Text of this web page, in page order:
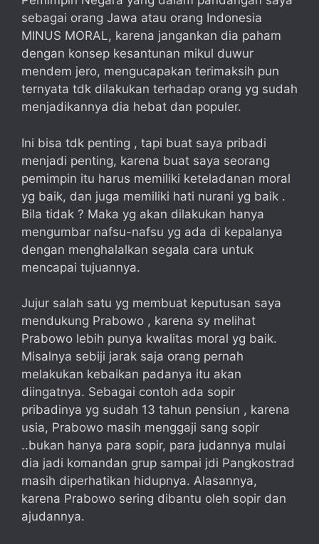
sebagai orang Jawa atau orang Indonesia
MINUS MORAL, karena jangankan dia paham
dengan konsep kesantunan mikul duwur
mendem jero, mengucapakan terimaksih pun
ternyata tdk dilakukan terhadap orang yg sudah
menjadikannya dia hebat dan populer.
Ini bisa tdk penting , tapi buat saya pribadi
menjadi penting, karena buat saya seorang
pemimpin itu harus memiliki keteladanan moral
yg baik, dan juga memiliki hati nurani yg baik .
Bila tidak ? Maka yg akan dilakukan hanya
mengumbar nafsu-nafsu yg ada di kepalanya
dengan menghalalkan segala cara untuk
mencapai tujuannya.
Jujur salah satu yg membuat keputusan saya
mendukung Prabowo , karena sy melihat
Prabowo lebih punya kwalitas moral yg baik.
Misalnya sebiji jarak saja orang pernah
melakukan kebaikan padanya itu akan
diingatnya. Sebagai contoh ada sopir
pribadinya yg sudah 13 tahun pensiun , karena
usia, Prabowo masih menggaji sang sopir
..bukan hanya para sopir, para judannya mulai
dia jadi komandan grup sampai jdi Pangkostrad
masih diperhatikan hidupnya. Alasannya,
karena Prabowo sering dibantu oleh sopir dan
ajudannya.